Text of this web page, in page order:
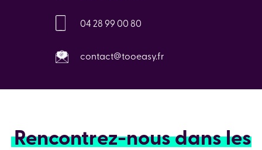
04 28 99 00 80
contact@tooeasy.fr
Rencontrez-nous dans les